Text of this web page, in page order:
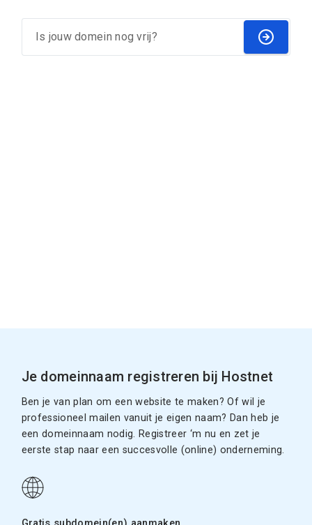
Je domeinnaam registreren bij Hostnet
Ben je van plan om een website te maken? Of wil je
professioneel mailen vanuit je eigen naam? Dan heb je
een domeinnaam nodig. Registreer ‘m nu en zet je
eerste stap naar een succesvolle (online) onderneming.